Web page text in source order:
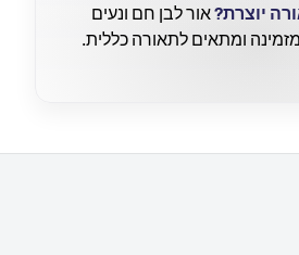
יוצרת?אור לבן חם ונעים
ומתאים לתאורה כללית.